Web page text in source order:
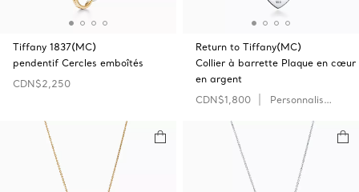
Tiffany 1837(MC)
pendentif Cercles emboîtés
CDN$2,250
Return to Tiffany(MC)
Collier à barrette Plaque en cœur
en argent
CDN$1,800
Personnaliser